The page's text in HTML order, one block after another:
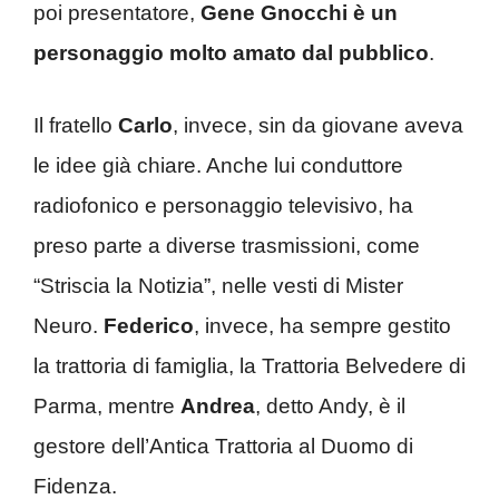
poi presentatore, Gene Gnocchi è un
personaggio molto amato dal pubblico.
Il fratello Carlo, invece, sin da giovane aveva
le idee già chiare. Anche lui conduttore
radiofonico e personaggio televisivo, ha
preso parte a diverse trasmissioni, come
“Striscia la Notizia”, nelle vesti di Mister
Neuro. Federico, invece, ha sempre gestito
la trattoria di famiglia, la Trattoria Belvedere di
Parma, mentre Andrea, detto Andy, è il
gestore dell’Antica Trattoria al Duomo di
Fidenza.